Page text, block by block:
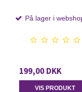
På lager i
199,00 DKK
VIS PRODUKT